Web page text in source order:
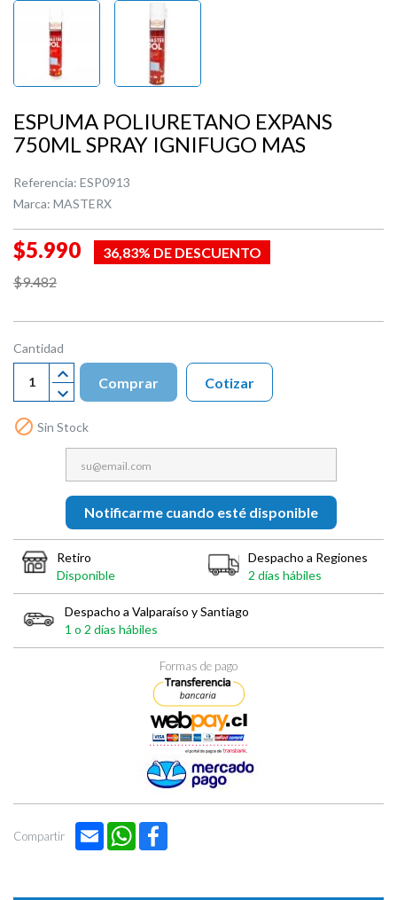
ESPUMA POLIURETANO EXPANS
750ML SPRAY IGNIFUGO MAS
Referencia: ESP0913
Marca: MASTERX
$5.990
36,83% DE DESCUENTO
$9.482
Cantidad
Comprar
 Sin Stock
Notificarme cuando esté disponible
Cotizar
Retiro
Disponible
Despacho a Regiones
2 días hábiles
Despacho a Valparaíso y Santiago
1 o 2 días hábiles
Formas de pago
Compartir Email WhatsApp